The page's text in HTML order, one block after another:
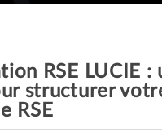
RSE LUCIE :
structurer
RSE